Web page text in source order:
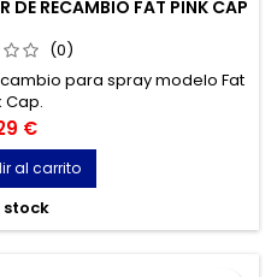
DE RECAMBIO FAT PINK CAP
(0)
para spray modelo Fat
Cap.
€
al carrito
stock